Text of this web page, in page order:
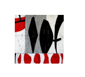
contenu